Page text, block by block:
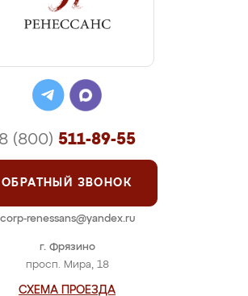
г. Фрязино
просп. Мира, 18
СХЕМА ПРОЕЗДА
8 (800) 511-89-55
ОБРАТНЫЙ ЗВОНОК
corp-renessans@yandex.ru